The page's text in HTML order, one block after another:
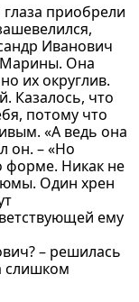
приобрели
Иванович
Марины. Она
их округлив.
Казалось, что
потому что
«А ведь она
он. – «Но
форме. Никак не
Один хрен
ему
– решилась
слишком